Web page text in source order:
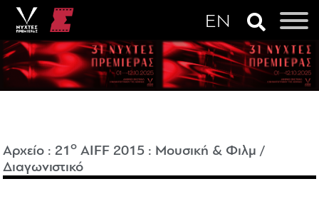
Αρχείο :21o AIFF 2015 : Μουσική & Φιλμ /
Διαγωνιστικό